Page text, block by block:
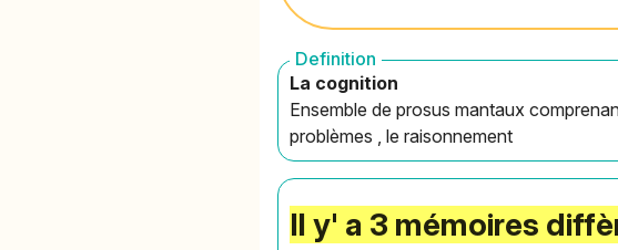
Definition
La cognition
Ensemble de prosus mantaux
problèmes , le raisonnement
Il y' a 3 mémoires